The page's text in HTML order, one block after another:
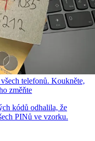
telefonů. Koukněte,
změňte
kódů odhalila, že
PINů ve vzorku.